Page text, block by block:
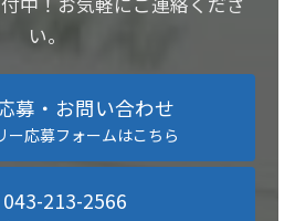
い。
募・お問い合わせ
ー応募フォームはこちら
043-213-2566